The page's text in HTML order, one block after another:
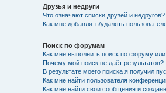
Друзья и недруги
Что означают списки друзей и недругов?
Как мне добавлять/удалять
Поиск по форумам
Как мне выполнить поиск по форуму
Почему мой поиск не даёт результатов?
В результате моего поиска я получил
Как мне найти пользователя
Как мне найти свои сообщения и